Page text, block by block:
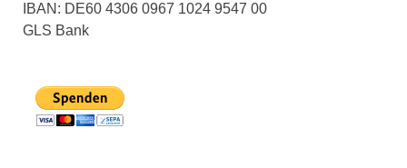
IBAN: DE60 4306 0967 1024 9547 00
GLS Bank